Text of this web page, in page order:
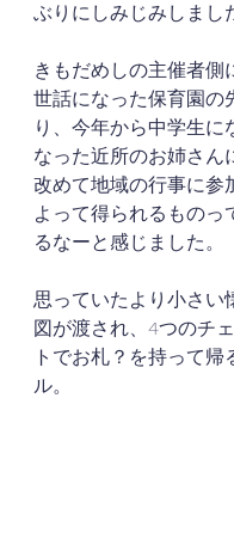
ぶりにしみじみしまし
きもだめしの主催者側
世話になった保育園の
り、今年から中学生に
なった近所のお姉さん
改めて地域の行事に参
よって得られるものっ
るなーと感じました。
思っていたより小さい
図が渡され、4つのチ
トでお札？を持って帰
ル。